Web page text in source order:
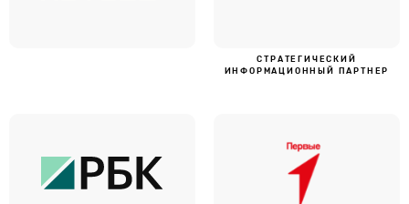
CТРАТЕГИЧЕСКИЙ
ИНФОРМАЦИОННЫЙ ПАРТНЕР